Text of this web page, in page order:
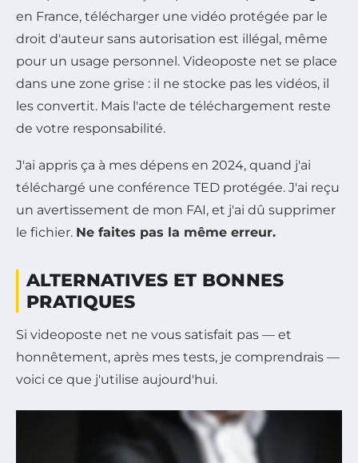
en France, télécharger une vidéo protégée par le
droit d'auteur sans autorisation est illégal, même
pour un usage personnel. Videoposte net se place
dans une zone grise : il ne stocke pas les vidéos, il
les convertit. Mais l'acte de téléchargement reste
de votre responsabilité.
J'ai appris ça à mes dépens en 2024, quand j'ai
téléchargé une conférence TED protégée. J'ai reçu
un avertissement de mon FAI, et j'ai dû supprimer
le fichier. Ne faites pas la même erreur.
ALTERNATIVES ET BONNES
PRATIQUES
Si videoposte net ne vous satisfait pas — et
honnêtement, après mes tests, je comprendrais —
voici ce que j'utilise aujourd'hui.